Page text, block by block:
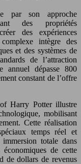
par son approche
des propriétés
des expériences
intègre des
et des systèmes de
de l’attraction
annuel dépasse 800
constant de l’offre
Harry Potter illustre
mobilisant
Cette réalisation
temps réel et
totale dans
de cette
de dollars de revenus